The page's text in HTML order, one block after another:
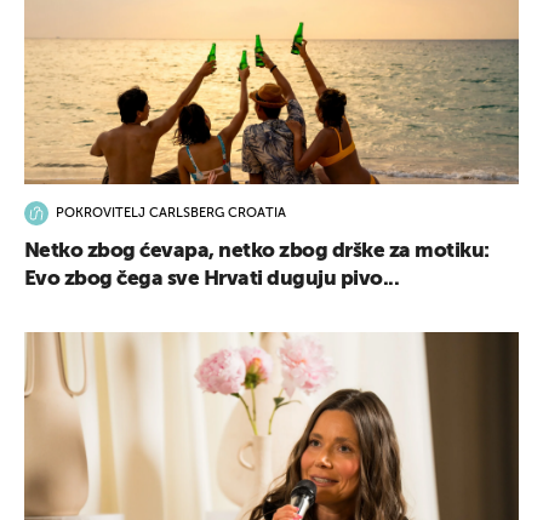
POKROVITELJ CARLSBERG CROATIA
Netko zbog ćevapa, netko zbog drške za motiku:
Evo zbog čega sve Hrvati duguju pivo...